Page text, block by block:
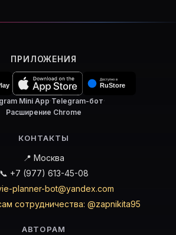
ПРИЛОЖЕНИЯ
Mini App·Telegram-бот·
Расширение Chrome
КОНТАКТЫ
📍 Москва
📞 +7 (977) 613-45-08
planner-bot@yandex.com
сотрудничества: @zapnikita95
АВТОРАМ